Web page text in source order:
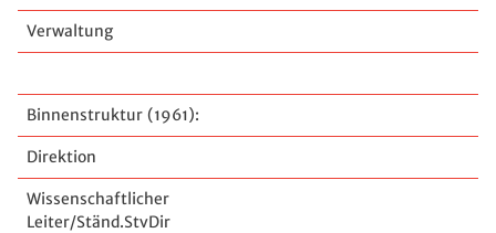
Verwaltung
Binnenstruktur (1961):
Direktion
Wissenschaftlicher
Leiter/Ständ.StvDir